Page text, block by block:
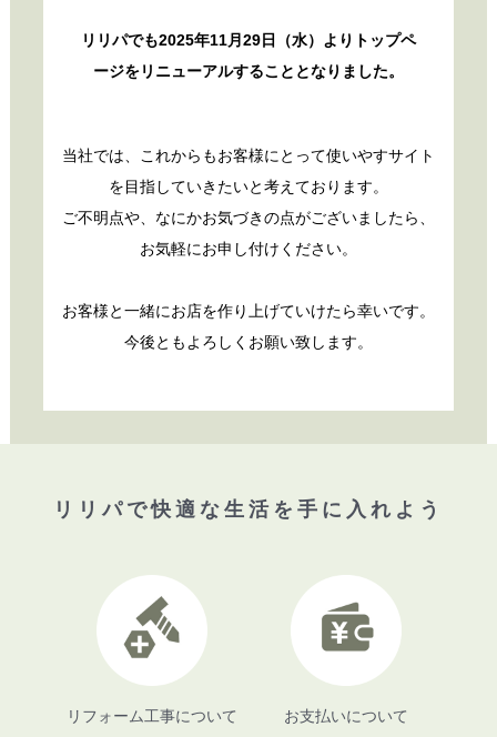
リリパでも2025年11月29日（水）よりトップペ
ージをリニューアルすることとなりました。
当社では、これからもお客様にとって使いやすサイト
を目指していきたいと考えております。
ご不明点や、なにかお気づきの点がございましたら、
お気軽にお申し付けください。
お客様と一緒にお店を作り上げていけたら幸いです。
今後ともよろしくお願い致します。
リリパで快適な生活を手に入れよう
リフォーム工事について お支払いについて